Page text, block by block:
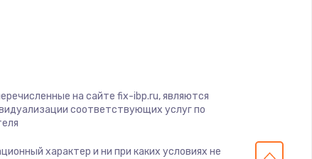
на сайте fix-ibp.ru, являются
соответствующих услуг по
характер и ни при каких условиях не